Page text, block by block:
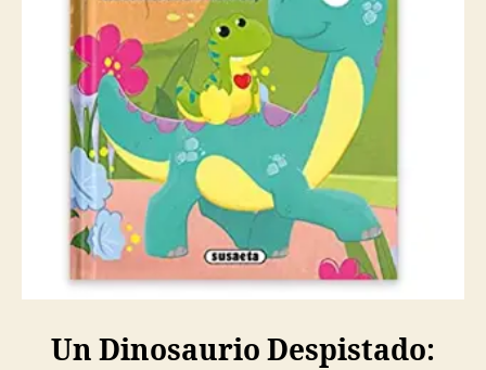
Un Dinosaurio Despistado: